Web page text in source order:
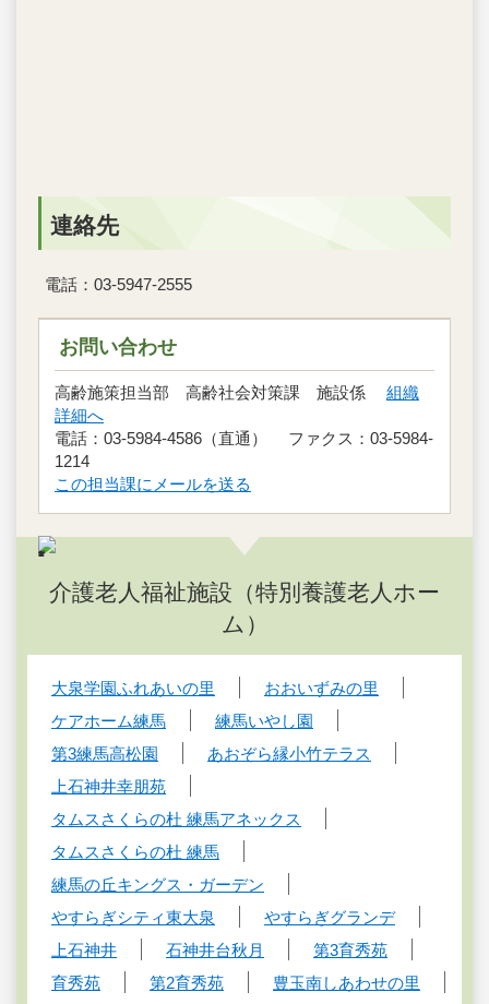
連絡先
電話：03-5947-2555
お問い合わせ
高齢施策担当部 高齢社会対策課 施設係 組織
詳細へ
電話：03-5984-4586（直通） ファクス：03-5984-
1214
この担当課にメールを送る
介護老人福祉施設（特別養護老人ホー
ム）
大泉学園ふれあいの里
おおいずみの里
ケアホーム練馬
練馬いやし園
第3練馬高松園
あおぞら縁小竹テラス
上石神井幸朋苑
タムスさくらの杜 練馬アネックス
タムスさくらの杜 練馬
練馬の丘キングス・ガーデン
やすらぎシティ東大泉
やすらぎグランデ
上石神井
石神井台秋月
第3育秀苑
育秀苑
第2育秀苑
豊玉南しあわせの里